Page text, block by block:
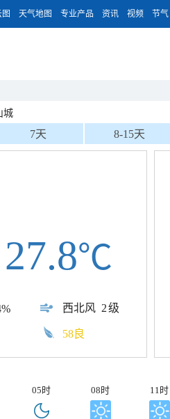
天气地图 专业产品 资讯 视频 节气
城
7天 8-15天
西北风 2级
27.8℃
58良
05时 08时 11时